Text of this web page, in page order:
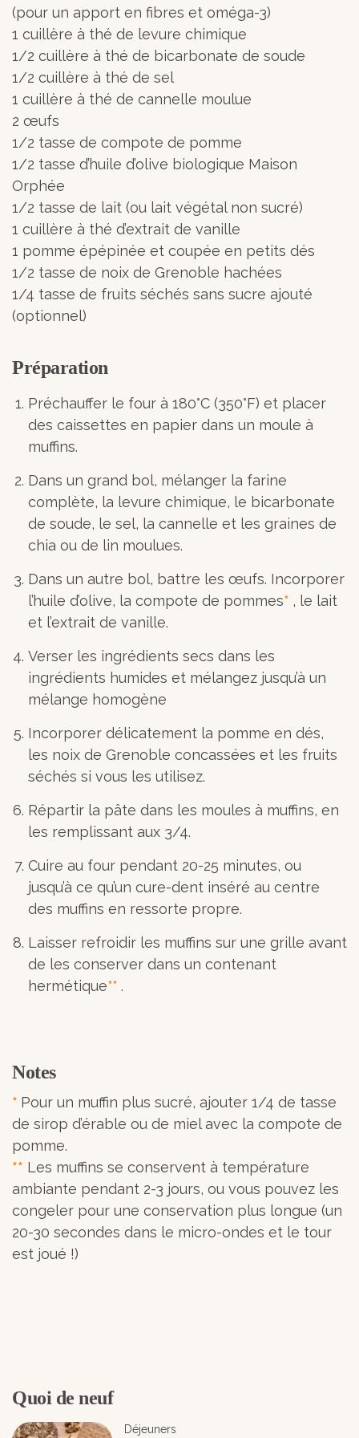
(pour un apport en fibres et oméga-3)
1 cuillère à thé de levure chimique
1/2 cuillère à thé de bicarbonate de soude
1/2 cuillère à thé de sel
1 cuillère à thé de cannelle moulue
2 œufs
1/2 tasse de compote de pomme
1/2 tasse d’huile d’olive biologique Maison
Orphée
1/2 tasse de lait (ou lait végétal non sucré)
1 cuillère à thé d’extrait de vanille
1 pomme épépinée et coupée en petits dés
1/2 tasse de noix de Grenoble hachées
1/4 tasse de fruits séchés sans sucre ajouté
(optionnel)
Préparation
Préchauffer le four à 180°C (350°F) et placer
des caissettes en papier dans un moule à
muffins.
Dans un grand bol, mélanger la farine
complète, la levure chimique, le bicarbonate
de soude, le sel, la cannelle et les graines de
chia ou de lin moulues.
Dans un autre bol, battre les œufs. Incorporer
l’huile d’olive, la compote de pommes* , le lait
et l’extrait de vanille.
Verser les ingrédients secs dans les
ingrédients humides et mélangez jusqu’à un
mélange homogène
Incorporer délicatement la pomme en dés,
les noix de Grenoble concassées et les fruits
séchés si vous les utilisez.
Répartir la pâte dans les moules à muffins, en
les remplissant aux 3/4.
Cuire au four pendant 20-25 minutes, ou
jusqu’à ce qu’un cure-dent inséré au centre
des muffins en ressorte propre.
Laisser refroidir les muffins sur une grille avant
de les conserver dans un contenant
hermétique** .
Notes
* Pour un muffin plus sucré, ajouter 1/4 de tasse
de sirop d’érable ou de miel avec la compote de
pomme.
** Les muffins se conservent à température
ambiante pendant 2-3 jours, ou vous pouvez les
congeler pour une conservation plus longue (un
20-30 secondes dans le micro-ondes et le tour
est joué !)
Quoi de neuf
Déjeuners